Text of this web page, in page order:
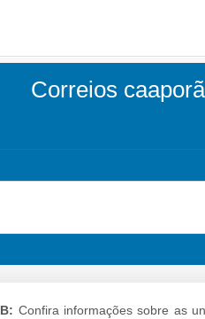
Correios
Confira informações sobre as